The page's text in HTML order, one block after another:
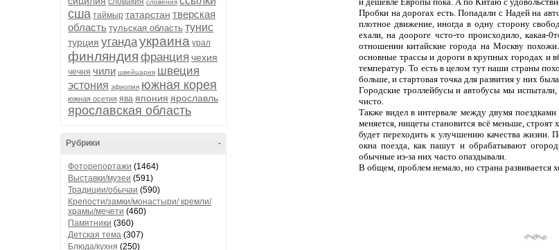
словения
сша таймыр татарстан тверская
область тульская область тунис
турция угандаукраина урал
финляндия франция чехия
чечня чили швейцария швеция
эстония эфиопия южная корея
южная осетия ява япония ярославль
ярославская область
-
Рубрики
Фоторепортажи (1464)
Выставки/музеи (591)
Традиции/обычаи (590)
Крепости/замки/монастыри/ кремли/
храмы/мечети (460)
Памятники (360)
Детская тема (307)
Блюда/кухня (250)
Пробки на дорогах есть. Попадали с Надей на
плотное движение, иногда в одну сторону
ехали, на доороге чсто-то происходило,
отношении китайские города на Москву
основные трассы и дороги в крупных городах и
температур. То есть в целом тут наши страны
больше, и стартовая точка для развития у них
Городские троллейбусы и автобусы мы
чисто.
Также видел в интервале между двумя
меняется, нищеты становится всё меньше,
будет переходить к улучшению качества жизни.
окна поезда, как пашут и обрабатывают
обычные из-за них часто опаздывали.
В общем, проблем немало, но страна развивается